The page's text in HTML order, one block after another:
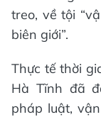
treo, về tội
biên giới”.
Thực tế thời
Hà Tĩnh đã
pháp luật,